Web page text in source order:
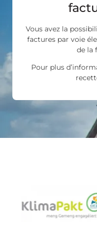
Vous avez la
factures par voie
de la
Pour plus
Les